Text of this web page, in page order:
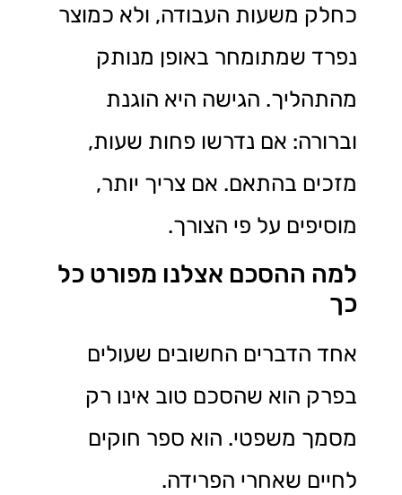
כחלק משעות העבודה, ולא כמוצר
נפרד שמתומחר באופן מנותק
מהתהליך. הגישה היא הוגנת
וברורה: אם נדרשו פחות שעות,
מזכים בהתאם. אם צריך יותר,
מוסיפים על פי הצורך.
למה ההסכם אצלנו מפורט כל
כך
אחד הדברים החשובים שעולים
בפרק הוא שהסכם טוב אינו רק
מסמך משפטי. הוא ספר חוקים
לחיים שאחרי הפרידה.